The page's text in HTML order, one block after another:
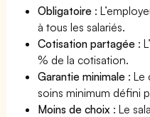
Obligatoire :
à tous les salariés.
Cotisation partagée :
% de la cotisation.
Garantie minimale : Le
soins minimum défini
Moins de choix : Le